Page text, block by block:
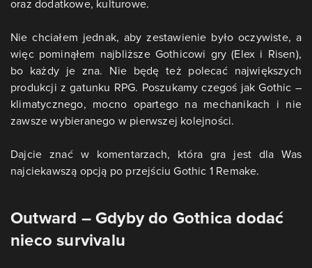
oraz dodatkowe, kulturowe.
Nie chciałem jednak, aby zestawienie było oczywiste, a
więc pominąłem najbliższe Gothicowi gry (Elex i Risen),
bo każdy je zna. Nie będę też polecać największych
produkcji z gatunku RPG. Poszukamy czegoś jak Gothic –
klimatycznego, mocno opartego na mechanikach i nie
zawsze wybieranego w pierwszej kolejności.
Dajcie znać w komentarzach, która gra jest dla Was
najciekawszą opcją po przejściu Gothic 1 Remake.
Outward – Gdyby do Gothica dodać
nieco survivalu